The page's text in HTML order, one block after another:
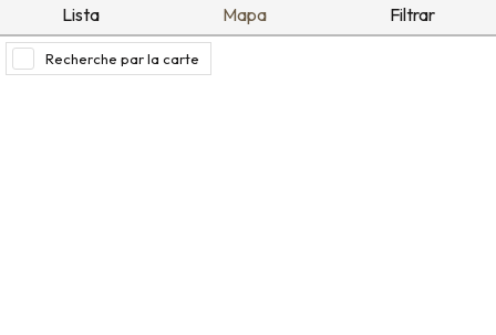
Lista Mapa Filtrar
Recherche par la carte